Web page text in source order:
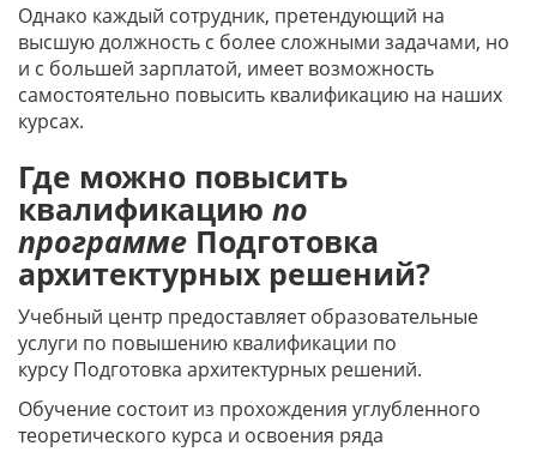
Однако каждый сотрудник, претендующий на
высшую должность с более сложными задачами, но
и с большей зарплатой, имеет возможность
самостоятельно повысить квалификацию на наших
курсах.
Где можно повысить
квалификацию по
программе Подготовка
архитектурных решений?
Учебный центр предоставляет образовательные
услуги по повышению квалификации по
курсу Подготовка архитектурных решений.
Обучение состоит из прохождения углубленного
теоретического курса и освоения ряда